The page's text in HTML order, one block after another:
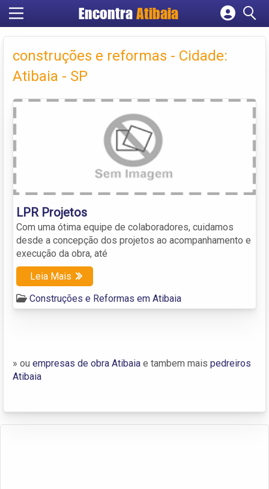
Encontra Atibaia
Cadastrar empresa
Criar conta
construções e reformas - Cidade:
Atibaia - SP
LPR Projetos
Com uma ótima equipe de colaboradores, cuidamos
desde a concepção dos projetos ao acompanhamento e
execução da obra, até
Leia Mais
Construções e Reformas em Atibaia
» ou empresas de obra Atibaia e tambem mais pedreiros
Atibaia